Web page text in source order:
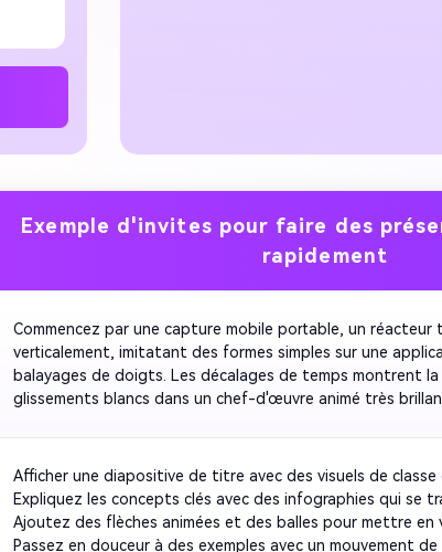
Exemple d'invites pour faire des
rapidement
Commencez par une capture mobile portable, un réacteur
verticalement, imitatant des formes simples sur une
balayages de doigts. Les décalages de temps montrent
glissements blancs dans un chef-d'œuvre animé très
rythmiquement. Coupe à saut rapide, chaque élément
couleurs pastelées vives et des morphes lisses en forme
prise de vue au-dessus des épaules sur l'écran du
multi-touches, des strictions, une transformation des
d'étirement de bande élastique et des rebondissements.
Afficher une diapositive de titre avec des visuels de classe
Expliquez les concepts clés avec des infographies qui se
Ajoutez des flèches animées et des balles pour mettre en
Passez en douceur à des exemples avec un mouvement de